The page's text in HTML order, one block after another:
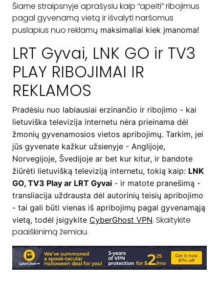
Šiame straipsnyje aprašysiu kaip “apeiti” ribojimus
pagal gyvenamą vietą ir išvalyti naršomus
puslapius nuo reklamų maksimaliai kiek įmanoma!
LRT Gyvai, LNK GO ir TV3
PLAY RIBOJIMAI IR
REKLAMOS
Pradėsiu nuo labiausiai erzinančio ir ribojimo - kai
lietuviška televizija internetu nėra prieinama dėl
žmonių gyvenamosios vietos apribojimų. Tarkim, jei
jūs gyvenate kažkur užsienyje - Anglijoje,
Norvegijoje, Švedijoje ar bet kur kitur, ir bandote
žiūrėti lietuvišką televiziją internetu, tokią kaip: LNK
GO, TV3 Play ar LRT Gyvai - ir matote pranešimą -
transliacija uždrausta dėl autorinių teisių apribojimo
- tai gali būti vienas iš apribojimų pagal gyvenamąją
vietą, todėl įsigykite CyberGhost VPN. Skaitykite
paaiškinimą žemiau.